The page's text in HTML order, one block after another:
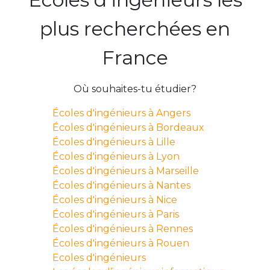
plus recherchées en
France
Où souhaites-tu étudier?
Écoles d'ingénieurs à Angers
Écoles d'ingénieurs à Bordeaux
Écoles d'ingénieurs à Lille
Écoles d'ingénieurs à Lyon
Écoles d'ingénieurs à Marseille
Écoles d'ingénieurs à Nantes
Écoles d'ingénieurs à Nice
Écoles d'ingénieurs à Paris
Écoles d'ingénieurs à Rennes
Écoles d'ingénieurs à Rouen
Ecoles d'ingénieurs